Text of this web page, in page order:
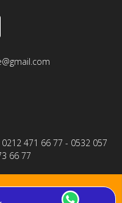
471 66 77 - 0532 057
66 77
22.Yıl. Zamana Meydan